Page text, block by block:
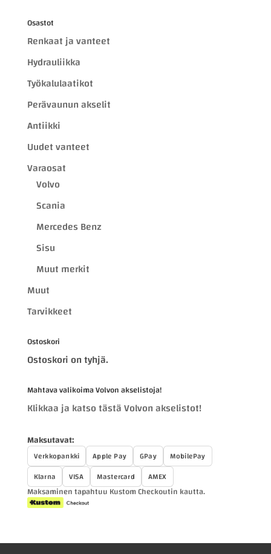
Osastot
Renkaat ja vanteet
Hydrauliikka
Työkalulaatikot
Perävaunun akselit
Antiikki
Uudet vanteet
Varaosat
Volvo
Scania
Mercedes Benz
Sisu
Muut merkit
Muut
Tarvikkeet
Ostoskori
Ostoskori on tyhjä.
Mahtava valikoima Volvon akselistoja!
Klikkaa ja katso tästä Volvon akselistot!
Maksutavat:
Verkkopankki Apple Pay GPay
MobilePay
Klarna
VISA Mastercard AMEX
Maksaminen tapahtuu Kustom Checkoutin kautta.